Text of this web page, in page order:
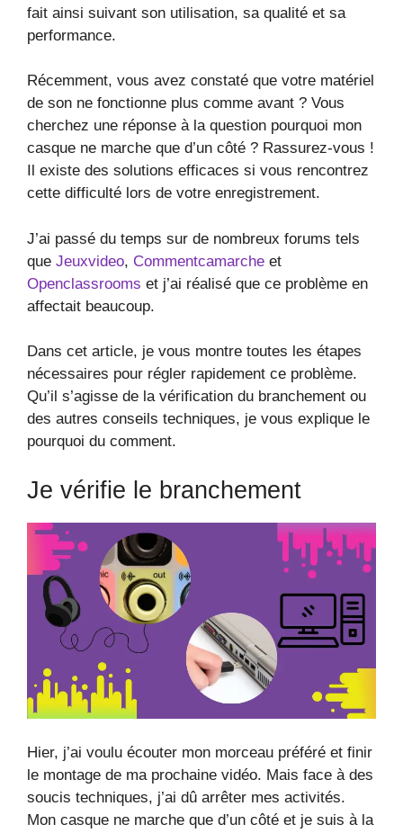
fait ainsi suivant son utilisation, sa qualité et sa
performance.
Récemment, vous avez constaté que votre matériel
de son ne fonctionne plus comme avant ? Vous
cherchez une réponse à la question pourquoi mon
casque ne marche que d’un côté ? Rassurez-vous !
Il existe des solutions efficaces si vous rencontrez
cette difficulté lors de votre enregistrement.
J’ai passé du temps sur de nombreux forums tels
que Jeuxvideo, Commentcamarche et
Openclassrooms et j’ai réalisé que ce problème en
affectait beaucoup.
Dans cet article, je vous montre toutes les étapes
nécessaires pour régler rapidement ce problème.
Qu’il s’agisse de la vérification du branchement ou
des autres conseils techniques, je vous explique le
pourquoi du comment.
Je vérifie le branchement
Hier, j’ai voulu écouter mon morceau préféré et finir
le montage de ma prochaine vidéo. Mais face à des
soucis techniques, j’ai dû arrêter mes activités.
Mon casque ne marche que d’un côté et je suis à la